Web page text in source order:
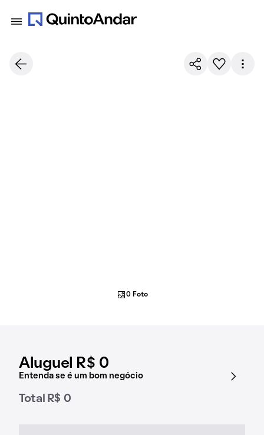
Aluguel R$ 0
Entenda se é um bom negócio
Total R$ 0
0 Foto